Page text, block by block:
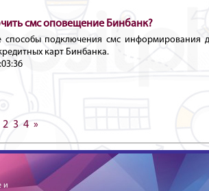
смс оповещение Бинбанк?
способы подключения смс информирования
карт Бинбанка.
2 3 4 »
и